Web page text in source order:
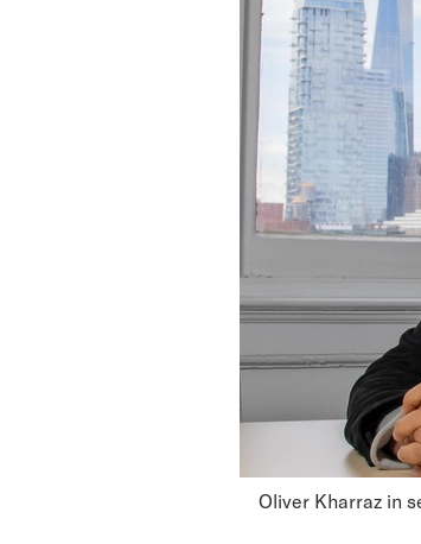
Oliver Kharraz in